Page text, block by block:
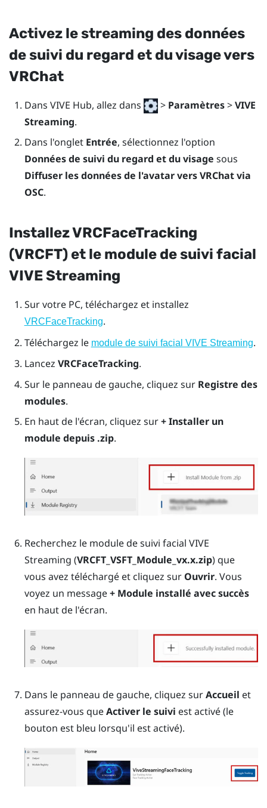
Activez le streaming des données
de suivi du regard et du visage vers
VRChat
Dans VIVE Hub, allez dans > Paramètres>VIVE
Streaming.
Dans l'onglet Entrée, sélectionnez l'option
Données de suivi du regard et du visage sous
Diffuser les données de l'avatar vers VRChat via
OSC.
Installez VRCFaceTracking
(VRCFT) et le module de suivi facial
VIVE Streaming
Sur votre PC, téléchargez et installez
VRCFaceTracking.
Téléchargez le module de suivi facial VIVE Streaming.
Lancez VRCFaceTracking.
Sur le panneau de gauche, cliquez sur Registre des
modules.
En haut de l'écran, cliquez sur+ Installer un
module depuis .zip.
Recherchez le module de suivi facial VIVE
Streaming (VRCFT_VSFT_Module_vx.x.zip) que
vous avez téléchargé et cliquez sur Ouvrir. Vous
voyez un message+ Module installé avec succès
en haut de l'écran.
Dans le panneau de gauche, cliquez surAccueil et
assurez-vous queActiver le suivi est activé (le
bouton est bleu lorsqu'il est activé).